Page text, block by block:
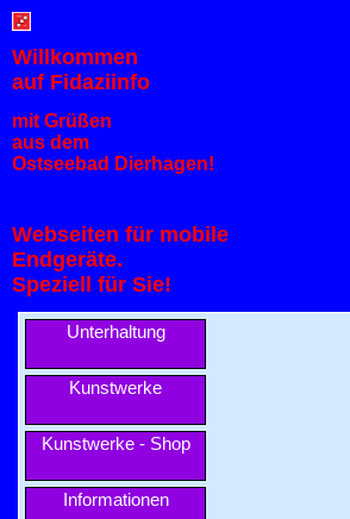
Willkommen
auf Fidaziinfo
mit Grüßen
aus dem
Ostseebad Dierhagen!
Webseiten für mobile
Endgeräte.
Speziell für Sie!
Unterhaltung
Kunstwerke
Kunstwerke - Shop
Informationen